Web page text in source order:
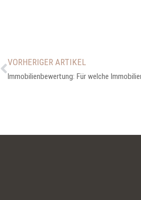
VORHERIGER ARTIKEL